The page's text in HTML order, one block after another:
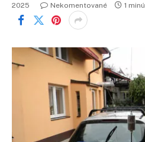
2025
Nekomentované 1